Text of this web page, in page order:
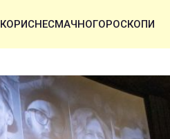
КОРИСНЕСМАЧНОГОРОСКОПИ